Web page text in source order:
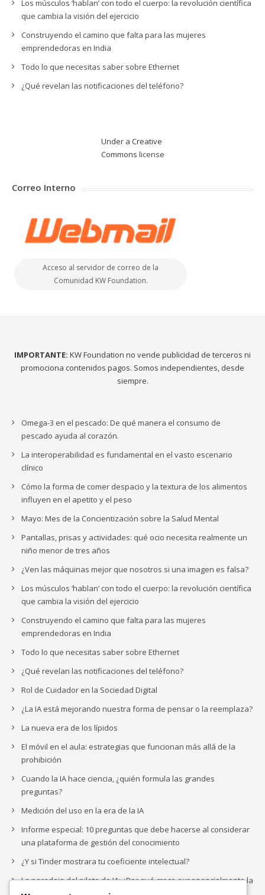
Los músculos ‘hablan’ con todo el cuerpo: la revolución científica
que cambia la visión del ejercicio
Construyendo el camino que falta para las mujeres
emprendedoras en India
Todo lo que necesitas saber sobre Ethernet
¿Qué revelan las notificaciones del teléfono?
Under a Creative
Commons license
Correo Interno
Acceso al servidor de correo de la
Comunidad KW Foundation.
IMPORTANTE: KW Foundation no vende publicidad de terceros ni
promociona contenidos pagos. Somos independientes, desde
siempre.
Omega-3 en el pescado: De qué manera el consumo de
pescado ayuda al corazón.
La interoperabilidad es fundamental en el vasto escenario
clínico
Cómo la forma de comer despacio y la textura de los alimentos
influyen en el apetito y el peso
Mayo: Mes de la Concientización sobre la Salud Mental
Pantallas, prisas y actividades: qué ocio necesita realmente un
niño menor de tres años
¿Ven las máquinas mejor que nosotros si una imagen es falsa?
Los músculos ‘hablan’ con todo el cuerpo: la revolución científica
que cambia la visión del ejercicio
Construyendo el camino que falta para las mujeres
emprendedoras en India
Todo lo que necesitas saber sobre Ethernet
¿Qué revelan las notificaciones del teléfono?
Rol de Cuidador en la Sociedad Digital
¿La IA está mejorando nuestra forma de pensar o la reemplaza?
La nueva era de los lípidos
El móvil en el aula: estrategias que funcionan más allá de la
prohibición
Cuando la IA hace ciencia, ¿quién formula las grandes
preguntas?
Medición del uso en la era de la IA
Informe especial: 10 preguntas que debe hacerse al considerar
una plataforma de gestión del conocimiento
¿Y si Tinder mostrara tu coeficiente intelectual?
La paradoja del piloto de IA: ¿Por qué crece exponencialmente la